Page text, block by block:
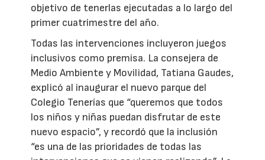
objetivo de tenerlas ejecutadas a lo largo del
primer cuatrimestre del año.
Todas las intervenciones incluyeron juegos
inclusivos como premisa. La consejera de
Medio Ambiente y Movilidad, Tatiana Gaudes,
explicó al inaugurar el nuevo parque del
Colegio Tenerías que “queremos que todos
los niños y niñas puedan disfrutar de este
nuevo espacio”, y recordó que la inclusión
“es una de las prioridades de todas las